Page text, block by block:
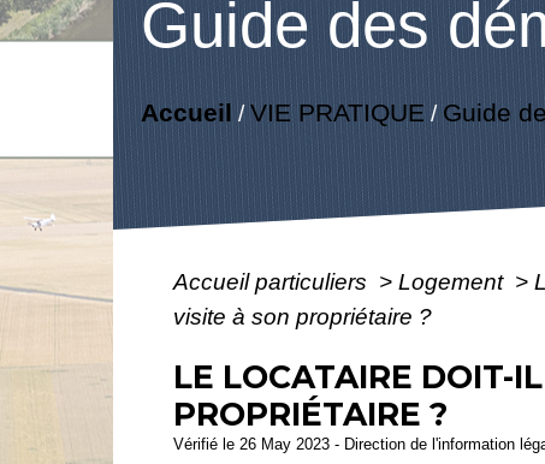
Guide des
Accueil /VIE PRATIQUE/ Guide
Accueil particuliers > Logement >
visite à son propriétaire ?
LE LOCATAIRE DOIT-
PROPRIÉTAIRE ?
Vérifié le 26 May 2023 - Direction de l'information